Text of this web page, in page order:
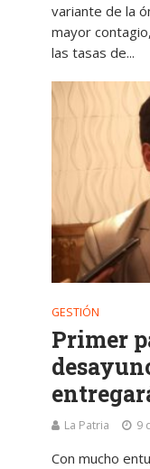
variante de la
mayor
las tasas de...
GESTIÓN
Primer
La Patria 9
Con mucho